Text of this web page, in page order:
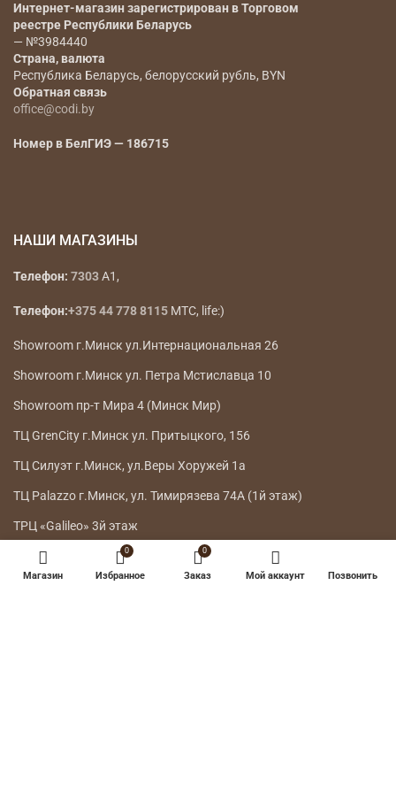
Интернет-магазин зарегистрирован в Торговом
реестре Республики Беларусь
— №3984440
Страна, валюта
Республика Беларусь, белорусский рубль, BYN
Обратная связь
office@codi.by
Номер в БелГИЭ — 186715
НАШИ МАГАЗИНЫ
Телефон: 7303A1,
Телефон:+375 44 778 8115 МТС, life:)
Showroom г.Минск ул.Интернациональная 26
Showroom г.Минск ул. Петра Мстиславца 10
Showroom пр-т Мира 4 (Минск Мир)
ТЦ GrenCity г.Минск ул. Притыцкого, 156
ТЦ Силуэт г.Минск, ул.Веры Хоружей 1а
ТЦ Palazzo г.Минск, ул. Тимирязева 74А (1й этаж)
ТРЦ «Galileo» 3й этаж
ГЛАВНОЕ МЕНЮ
Магазин
0
Избранное
0
Заказ Мой аккаунт Позвонить